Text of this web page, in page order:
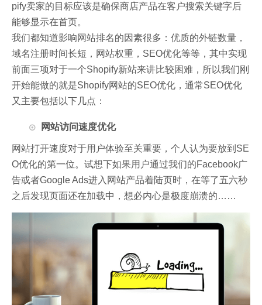
pify卖家的 目标应该是确保商店产品在客户搜索关键字后
能够显示在首页。
我们都知道影响网站排名的因素很多：优质的外链数量，
域名注册时间长短，网站权重，SEO优化等等，其中实现
前面三项对于一个Shopify新站来讲比较困难，所以我们刚
开始能做的就是Shopify网站的SEO优化，通常SEO优化
又主要包括以下几点：
网站访问速度优化
网站打开速度对于用户体验至关重要，个人认为要放到SE
O优化的第一位。试想下如果用户通过我们的Facebook广
告或者Google Ads进入网站产品着陆页时，在等了五六秒
之后发现页面还在加载中，想必内心是极度崩溃的……